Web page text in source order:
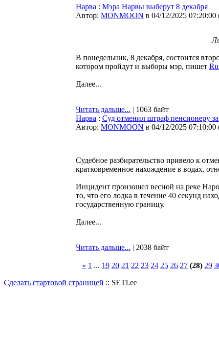
Нарва : Мэра Нарвы выберут 8 декабря
Автор: MONMOON в 04/12/2025 07:20:00
В понедельник, 8 декабря, состоится
котором пройдут и выборы мэр, пишет
Далее...
Читать дальше... | 1063 байт
Нарва : Суд отменил штраф пенсионеру
Автор: MONMOON в 04/12/2025 07:10:00
Судебное разбирательство привело к
кратковременное нахождение в водах,
Инцидент произошел весной на реке
то, что его лодка в течение 40 секунд
государственную границу.
Далее...
Читать дальше... | 2038 байт
« 1 ... 19 20 21 22 23 24 25 26 27 (28) 29
Сделать стартовой страницей :: SETI.ee